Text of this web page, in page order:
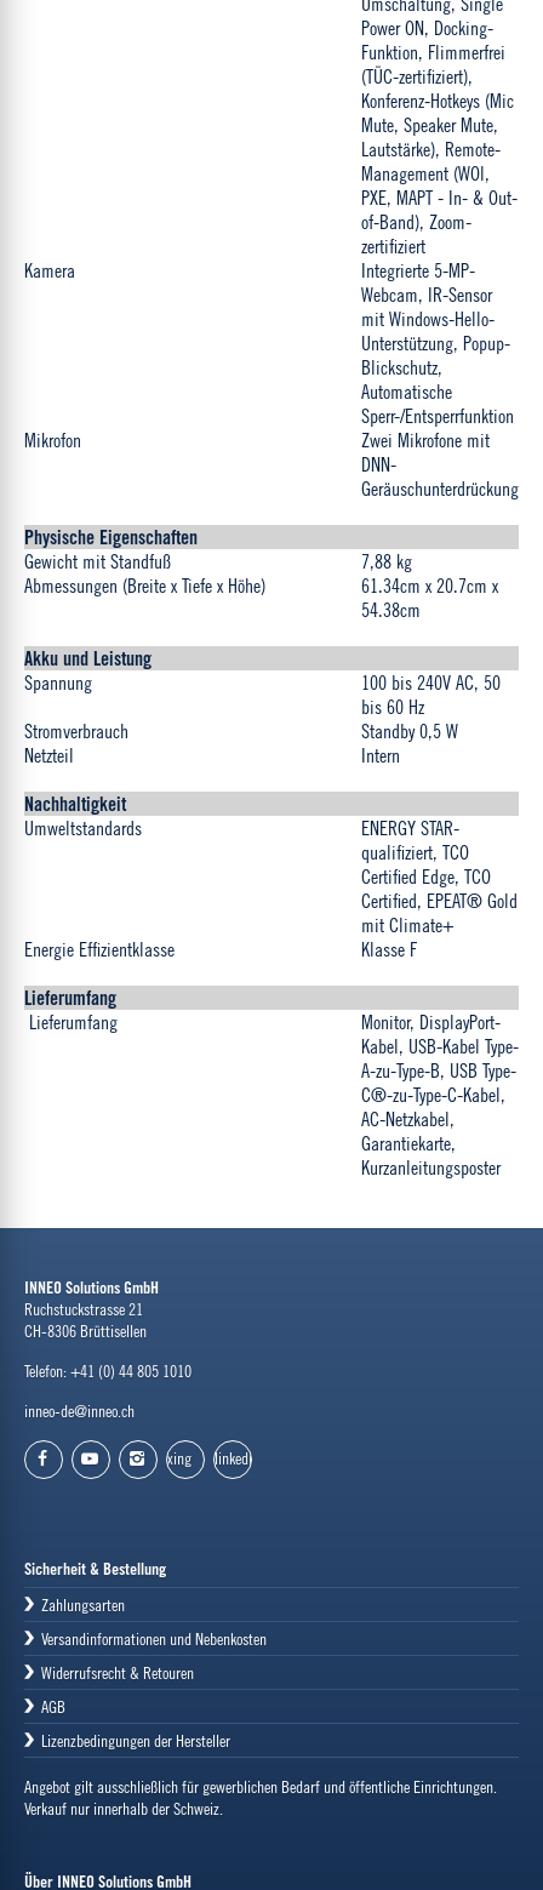
Power ON, Docking-
Funktion, Flimmerfrei
(TÜC-zertifiziert),
Konferenz-Hotkeys (Mic
Mute, Speaker Mute,
Lautstärke), Remote-
Management (WOl,
PXE, MAPT - In- & Out-
of-Band), Zoom-
zertifiziert
Kamera
Integrierte 5-MP-
Webcam, IR-Sensor
mit Windows-Hello-
Unterstützung, Popup-
Blickschutz,
Automatische
Sperr-/Entsperrfunktion
Mikrofon
Zwei Mikrofone mit
DNN-
Geräuschunterdrückung
Physische Eigenschaften
Gewicht mit Standfuß
7,88 kg
Abmessungen (Breite x Tiefe x Höhe)
61.34cm x 20.7cm x
54.38cm
Akku und Leistung
Spannung
100 bis 240V AC, 50
bis 60 Hz
Stromverbrauch
Standby 0,5 W
Netzteil
Intern
Nachhaltigkeit
Umweltstandards
ENERGY STAR-
qualifiziert, TCO
Certified Edge, TCO
Certified, EPEAT® Gold
mit Climate+
Energie Effizientklasse
Klasse F
Lieferumfang
Lieferumfang
Monitor, DisplayPort-
Kabel, USB-Kabel Type-
A-zu-Type-B, USB Type-
C®-zu-Type-C-Kabel,
AC-Netzkabel,
Garantiekarte,
Kurzanleitungsposter
INNEO Solutions GmbH
Ruchstuckstrasse 21
CH-8306 Brüttisellen
Telefon: +41 (0) 44 805 1010
inneo-de@inneo.ch
xing linkedin
Sicherheit & Bestellung
Zahlungsarten
Versandinformationen und Nebenkosten
Widerrufsrecht & Retouren
AGB
Lizenzbedingungen der Hersteller
Angebot gilt ausschließlich für gewerblichen Bedarf und öffentliche Einrichtungen.
Verkauf nur innerhalb der Schweiz.
Über INNEO Solutions GmbH